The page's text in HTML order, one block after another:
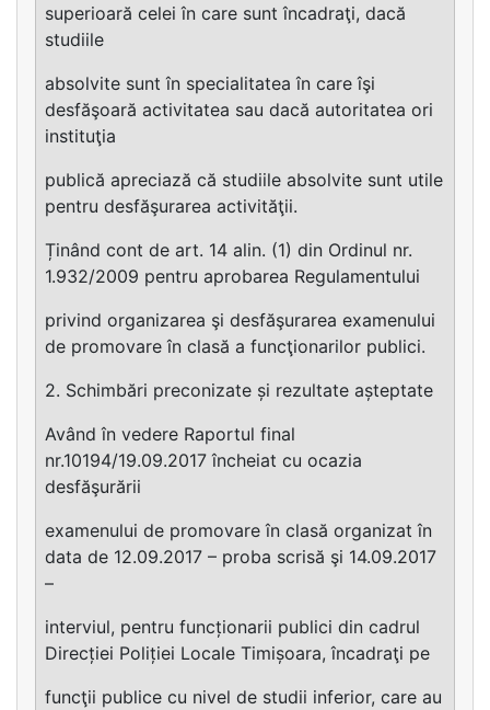
superioară celei în care sunt încadraţi, dacă
studiile
absolvite sunt în specialitatea în care îşi
desfăşoară activitatea sau dacă autoritatea ori
instituţia
publică apreciază că studiile absolvite sunt utile
pentru desfăşurarea activităţii.
Ținând cont de art. 14 alin. (1) din Ordinul nr.
1.932/2009 pentru aprobarea Regulamentului
privind organizarea şi desfăşurarea examenului
de promovare în clasă a funcţionarilor publici.
2. Schimbări preconizate și rezultate așteptate
Având în vedere Raportul final
nr.10194/19.09.2017 încheiat cu ocazia
desfăşurării
examenului de promovare în clasă organizat în
data de 12.09.2017 – proba scrisă şi 14.09.2017
–
interviul, pentru funcționarii publici din cadrul
Direcției Poliției Locale Timișoara, încadraţi pe
funcţii publice cu nivel de studii inferior, care au